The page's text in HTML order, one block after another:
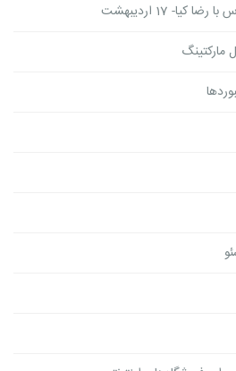
17 اردیبهشت
مارکتینگ